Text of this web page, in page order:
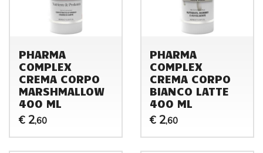
PHARMA
COMPLEX
CREMA CORPO
MARSHMALLOW
400 ML
€ 2,60
PHARMA
COMPLEX
CREMA CORPO
BIANCO LATTE
400 ML
€ 2,60